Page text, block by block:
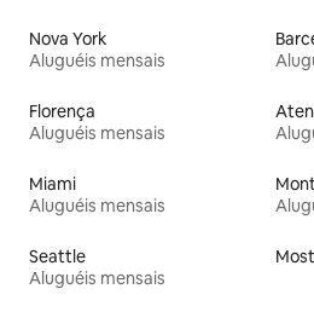
Nova York
Aluguéis mensais
Florença
Aluguéis mensais
Miami
Aluguéis mensais
Seattle
Aluguéis mensais